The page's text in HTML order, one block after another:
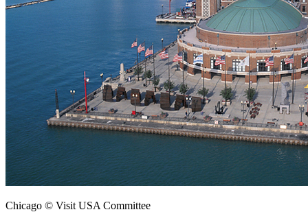
Chicago © Visit USA Committee